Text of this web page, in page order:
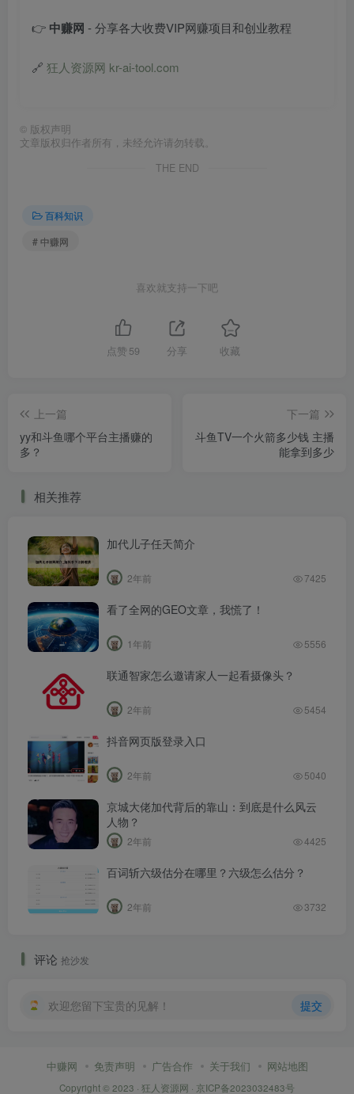
👉 中赚网 - 分享各大收费VIP网赚项目和创业教程
🔗 狂人资源网 kr-ai-tool.com
© 版权声明
文章版权归作者所有，未经允许请勿转载。
THE END
百科知识
# 中赚网
喜欢就支持一下吧
点赞 59 分享 收藏
上一篇
yy和斗鱼哪个平台主播赚的
多？
下一篇
斗鱼TV一个火箭多少钱 主播
能拿到多少
相关推荐
加代儿子任天简介
2年前 7425
看了全网的GEO文章，我慌了！
1年前 5556
联通智家怎么邀请家人一起看摄像头？
2年前 5454
抖音网页版登录入口
2年前 5040
京城大佬加代背后的靠山：到底是什么风云
人物？
2年前 4425
百词斩六级估分在哪里？六级怎么估分？
2年前 3732
评论 抢沙发
欢迎您留下宝贵的见解！ 提交
中赚网 免责声明 广告合作 关于我们 网站地图
Copyright © 2023 · 狂人资源网 · 京ICP备2023032483号